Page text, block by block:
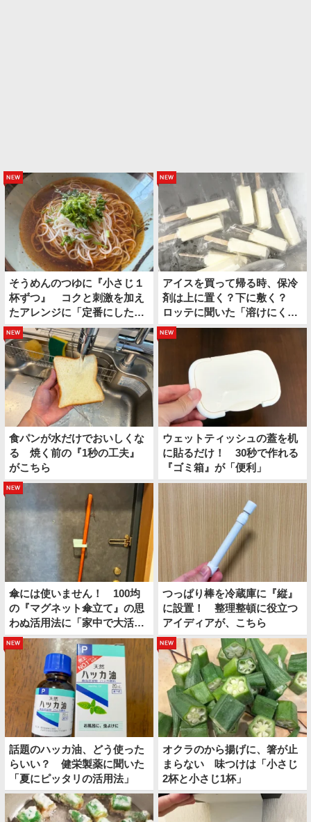
new
そうめんのつゆに『小さじ１
杯ずつ』 コクと刺激を加え
たアレンジに「定番にした
い」
アイスを買って帰る時、保冷
剤は上に置く？下に敷く？
ロッテに聞いた「溶けにくい
持ち帰り方」
new
食パンが水だけでおいしくな
る 焼く前の『1秒の工夫』
がこちら
ウェットティッシュの蓋を机
に貼るだけ！ 30秒で作れる
『ゴミ箱』が「便利」
傘には使いません！ 100均
の『マグネット傘立て』の思
わぬ活用法に「家中で大活
躍！」
つっぱり棒を冷蔵庫に『縦』
に設置！ 整理整頓に役立つ
アイディアが、こちら
new
話題のハッカ油、どう使った
らいい？ 健栄製薬に聞いた
「夏にピッタリの活用法」
new
オクラのから揚げに、箸が止
まらない 味つけは「小さじ
2杯と小さじ1杯」